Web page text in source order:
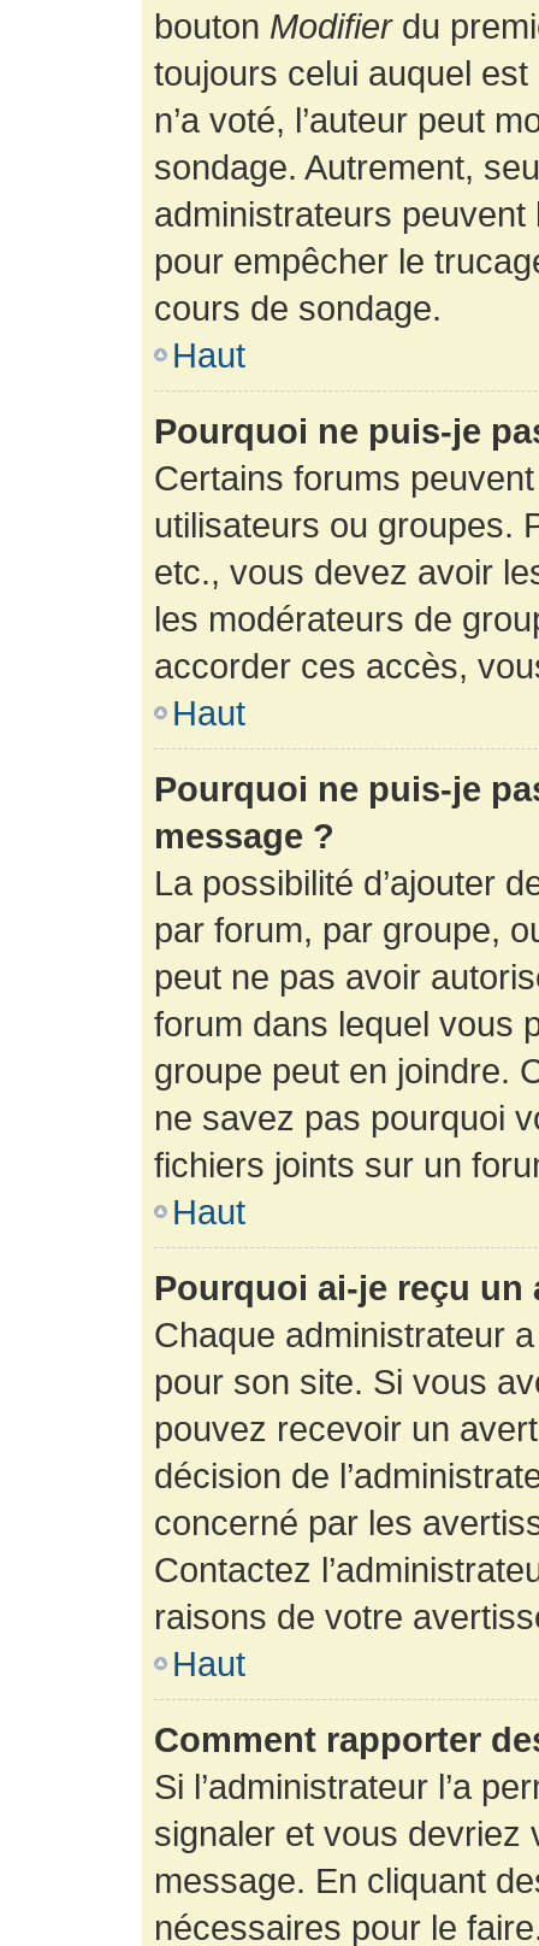
bouton Modifierdu
toujours celui auquel
n’a voté, l’auteur peut
sondage. Autrement,
administrateurs
pour empêcher le
cours de sondage.
Haut
Pourquoi ne puis-je
Certains forums
utilisateurs ou groupes.
etc., vous devez avoir
les modérateurs de
accorder ces accès,
Haut
Pourquoi ne puis-je
message ?
La possibilité d’ajouter
par forum, par groupe,
peut ne pas avoir
forum dans lequel vous
groupe peut en joindre.
ne savez pas pourquoi
fichiers joints sur un
Haut
Pourquoi ai-je reçu un
Chaque administrateur
pour son site. Si vous
pouvez recevoir un
décision de
concerné par les
Contactez
raisons de votre
Haut
Comment rapporter
Si l’administrateur l’a
signaler et vous devriez
message. En cliquant
nécessaires pour le